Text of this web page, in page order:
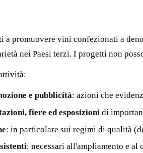
promuovere vini confezionati a
nei Paesi terzi. I progetti non
e pubblicità: azioni che
fiere ed esposizioni di
: in particolare sui regimi di qualità
: necessari all'ampliamento e